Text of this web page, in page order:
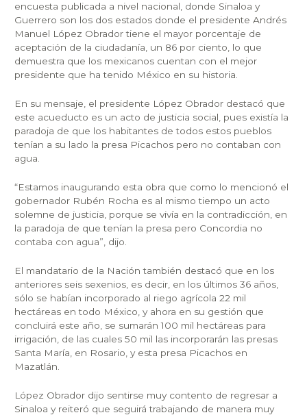
encuesta publicada a nivel nacional, donde Sinaloa y
Guerrero son los dos estados donde el presidente Andrés
Manuel López Obrador tiene el mayor porcentaje de
aceptación de la ciudadanía, un 86 por ciento, lo que
demuestra que los mexicanos cuentan con el mejor
presidente que ha tenido México en su historia.
En su mensaje, el presidente López Obrador destacó que
este acueducto es un acto de justicia social, pues existía la
paradoja de que los habitantes de todos estos pueblos
tenían a su lado la presa Picachos pero no contaban con
agua.
“Estamos inaugurando esta obra que como lo mencionó el
gobernador Rubén Rocha es al mismo tiempo un acto
solemne de justicia, porque se vivía en la contradicción, en
la paradoja de que tenían la presa pero Concordia no
contaba con agua”, dijo.
El mandatario de la Nación también destacó que en los
anteriores seis sexenios, es decir, en los últimos 36 años,
sólo se habían incorporado al riego agrícola 22 mil
hectáreas en todo México, y ahora en su gestión que
concluirá este año, se sumarán 100 mil hectáreas para
irrigación, de las cuales 50 mil las incorporarán las presas
Santa María, en Rosario, y esta presa Picachos en
Mazatlán.
López Obrador dijo sentirse muy contento de regresar a
Sinaloa y reiteró que seguirá trabajando de manera muy